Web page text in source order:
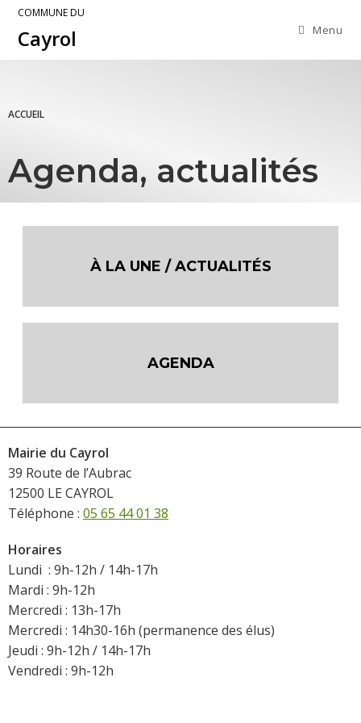
COMMUNE DU
Cayrol Menu
ACCUEIL
Agenda, actualités
À LA UNE / ACTUALITÉS
AGENDA
Mairie du Cayrol
39 Route de l’Aubrac
12500 LE CAYROL
Téléphone : 05 65 44 01 38
Horaires
Lundi : 9h-12h / 14h-17h
Mardi : 9h-12h
Mercredi : 13h-17h
Mercredi : 14h30-16h (permanence des élus)
Jeudi : 9h-12h / 14h-17h
Vendredi : 9h-12h